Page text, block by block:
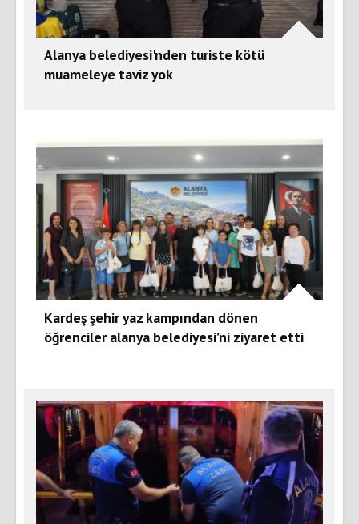
Alanya belediyesi'nden turiste kötü
muameleye taviz yok
Kardeş şehir yaz kampından dönen
öğrenciler alanya belediyesi’ni ziyaret etti